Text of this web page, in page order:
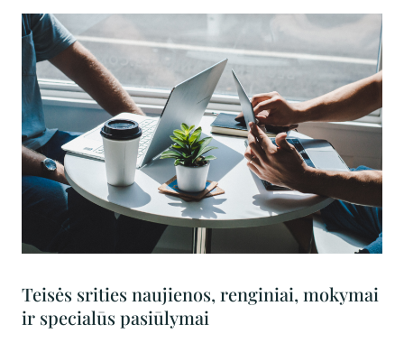
Teisės srities naujienos, renginiai, mokymai
ir specialūs pasiūlymai